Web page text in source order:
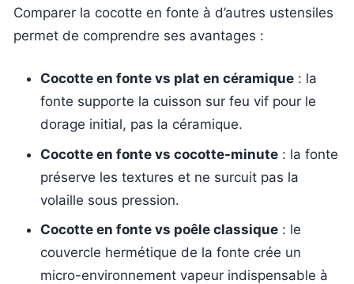
Comparer la cocotte en fonte à d’autres ustensiles
permet de comprendre ses avantages :
Cocotte en fonte vs plat en céramique : la
fonte supporte la cuisson sur feu vif pour le
dorage initial, pas la céramique.
Cocotte en fonte vs cocotte-minute : la fonte
préserve les textures et ne surcuit pas la
volaille sous pression.
Cocotte en fonte vs poêle classique : le
couvercle hermétique de la fonte crée un
micro-environnement vapeur indispensable à